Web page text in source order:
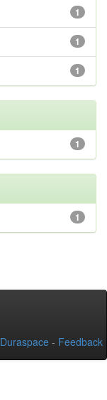
1
1
1
1
1
Duraspace - Feedback